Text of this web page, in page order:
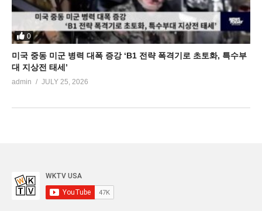
0
미국 중동 미군 병력 대폭 증강 ‘B1 전략 폭격기로 초토화, 특수부
대 지상전 태세’
admin JULY 25, 2026